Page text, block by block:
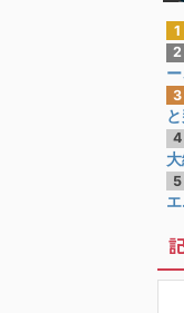
1
2
3
4
5